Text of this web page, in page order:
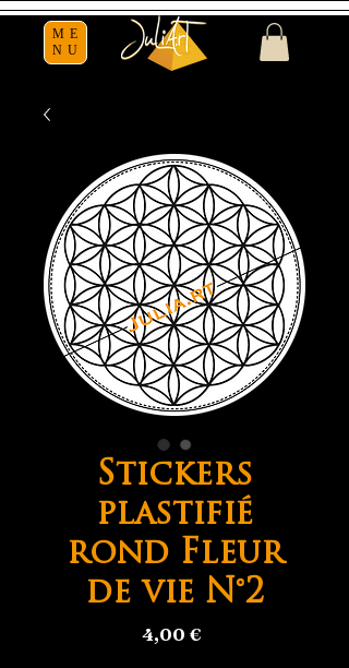
ME
NU
Stickers
plastifié
rond Fleur
de vie N°2
4,00 €